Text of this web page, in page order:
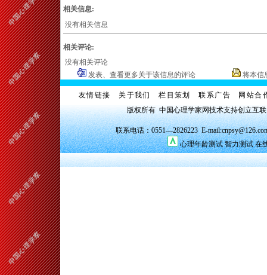
相关信息:
没有相关信息
相关评论:
没有相关评论
发表、查看更多关于该信息的评论
将本信
友情链接 关于我们 栏目策划 联系广告
网站合
版权所有 中国心理学家网技术支持创立互
联系电话：0551—2826223 E-
心理年龄测试 智力测试 在